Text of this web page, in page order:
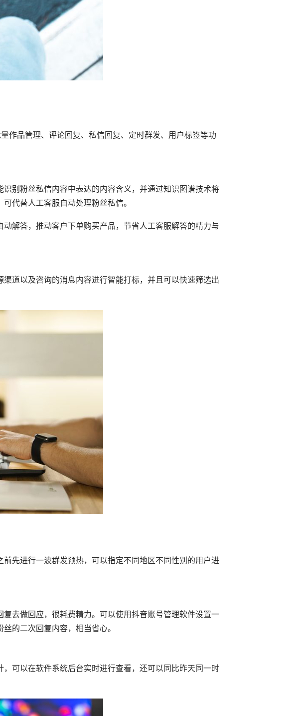
作品管理、评论回复、私信回复、定时群发、用户标签等功
别粉丝私信内容中表达的内容含义，并通过知识图谱技术将
代替人工客服自动处理粉丝私信。
解答，推动客户下单购买产品，节省人工客服解答的精力与
道以及咨询的消息内容进行智能打标，并且可以快速筛选出
先进行一波群发预热，可以指定不同地区不同性别的用户进
去做回应，很耗费精力。可以使用抖音账号管理软件设置一
的二次回复内容，相当省心。
可以在软件系统后台实时进行查看，还可以同比昨天同一时